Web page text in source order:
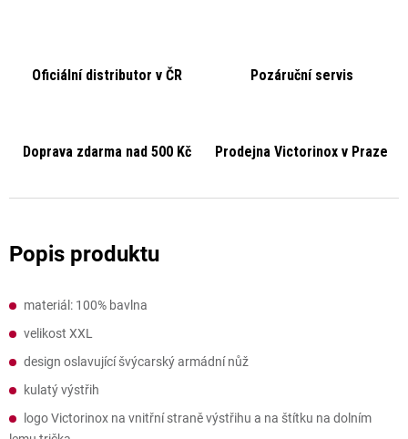
Oficiální distributor v ČR Pozáruční servis
Doprava zdarma nad 500 Kč Prodejna Victorinox v Praze
materiál: 100% bavlna
velikost XXL
design oslavující švýcarský armádní nůž
kulatý výstřih
logo Victorinox na vnitřní straně výstřihu a na štítku na dolním